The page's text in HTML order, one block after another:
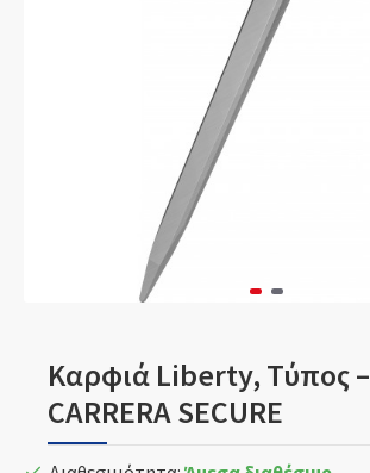
Καρφιά Liberty, Τύπος –
CARRERA SECURE